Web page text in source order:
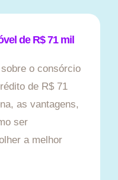
de R$ 71 mil
o consórcio
de R$ 71
as vantagens,
ser
a melhor